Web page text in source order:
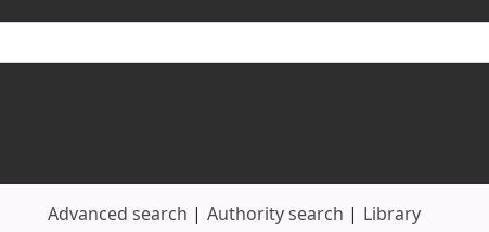
Advanced search Authority search Library